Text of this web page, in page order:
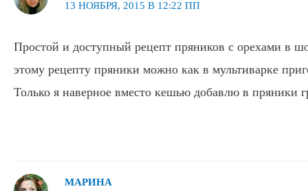
13 НОЯБРЯ, 2015 В 12:22 ПП
Простой и доступный рецепт пряников с орехами в
этому рецепту пряники можно как в мультиварке
Только я наверное вместо кешью добавлю в пряники
МАРИНА